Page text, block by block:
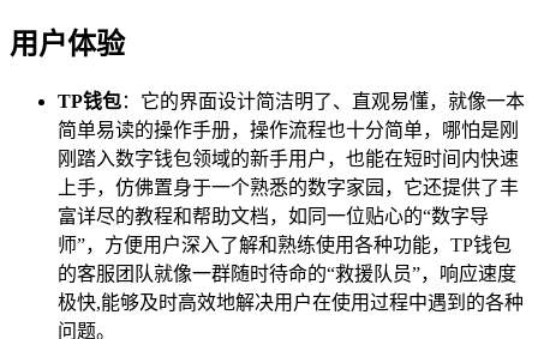
用户体验
TP钱包：它的界面设计简洁明了、直观易懂，就像一本
简单易读的操作手册，操作流程也十分简单，哪怕是刚
刚踏入数字钱包领域的新手用户，也能在短时间内快速
上手，仿佛置身于一个熟悉的数字家园，它还提供了丰
富详尽的教程和帮助文档，如同一位贴心的“数字导
师”，方便用户深入了解和熟练使用各种功能，TP钱包
的客服团队就像一群随时待命的“救援队员”，响应速度
极快,能够及时高效地解决用户在使用过程中遇到的各种
问题。